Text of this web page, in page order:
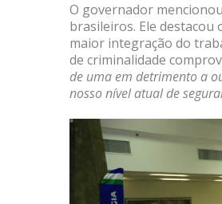
O governador
brasileiros. Ele destacou
maior integração do
de criminalidade
de uma em detrimento a
nosso nível atual de